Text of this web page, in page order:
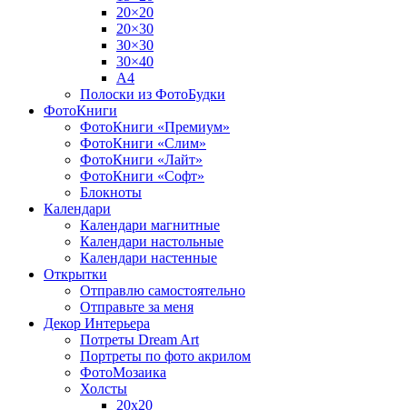
20×20
20×30
30×30
30×40
A4
Полоски из ФотоБудки
ФотоКниги
ФотоКниги «Премиум»
ФотоКниги «Слим»
ФотоКниги «Лайт»
ФотоКниги «Софт»
Блокноты
Календари
Календари магнитные
Календари настольные
Календари настенные
Открытки
Отправлю самостоятельно
Отправьте за меня
Декор Интерьера
Потреты Dream Art
Портреты по фото акрилом
ФотоМозаика
Холсты
20х20